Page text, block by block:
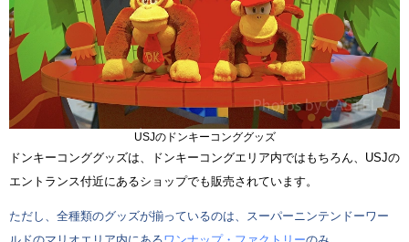
USJのドンキーコンググッズ
ドンキーコンググッズは、ドンキーコングエリア内ではもちろん、USJの
エントランス付近にあるショップでも販売されています。
ただし、全種類のグッズが揃っているのは、スーパーニンテンドーワー